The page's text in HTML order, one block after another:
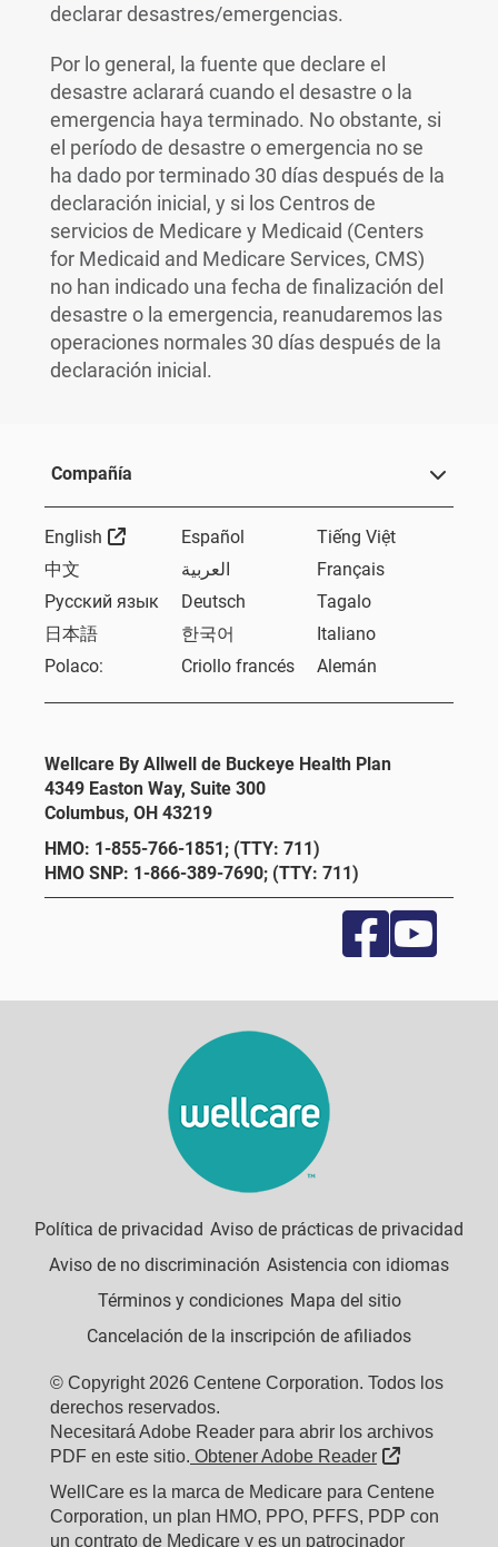
declarar desastres/emergencias.
Por lo general, la fuente que declare el
desastre aclarará cuando el desastre o la
emergencia haya terminado. No obstante, si
el período de desastre o emergencia no se
ha dado por terminado 30 días después de la
declaración inicial, y si los Centros de
servicios de Medicare y Medicaid (Centers
for Medicaid and Medicare Services, CMS)
no han indicado una fecha de finalización del
desastre o la emergencia, reanudaremos las
operaciones normales 30 días después de la
declaración inicial.
Compañía
English External Link
Español
Tiếng Việt
中文
العربية
Français
Русский язык
Deutsch
Tagalo
日本語
한국어
Italiano
Polaco:
Criollo francés Alemán
Wellcare By Allwell de Buckeye Health Plan
4349 Easton Way, Suite 300
Columbus, OH 43219
HMO: 1-855-766-1851; (TTY: 711)
HMO SNP: 1-866-389-7690; (TTY: 711)
Política de privacidad Aviso de prácticas de privacidad
Aviso de no discriminación Asistencia con idiomas
Términos y condiciones Mapa del sitio
Cancelación de la inscripción de afiliados
© Copyright 2026 Centene Corporation. Todos los
derechos reservados.
Necesitará Adobe Reader para abrir los archivos
PDF en este sitio. Obtener Adobe Reader
External
WellCare es la marca de Medicare para Centene
Corporation, un plan HMO, PPO, PFFS, PDP con
un contrato de Medicare y es un patrocinador